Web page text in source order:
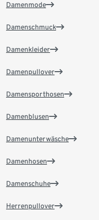
Damenmode
Damenschmuck
Damenkleider
Damenpullover
Damensporthosen
Damenblusen
Damenunterwäsche
Damenhosen
Damenschuhe
Herrenpullover